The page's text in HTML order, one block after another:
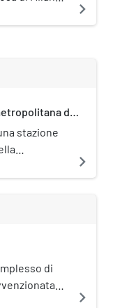
navigate_next
di
stazione
navigate_next
di
navigate_next